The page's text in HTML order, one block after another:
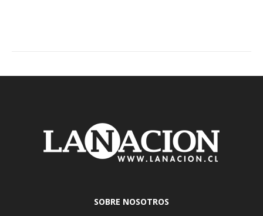
SOBRE NOSOTROS